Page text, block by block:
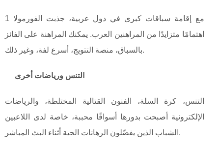
مع إقامة سباقات كبرى في دول عربية، جذبت الفورمولا 1
اهتمامًا متزايدًا من المراهنين العرب. يمكنك المراهنة على الفائز
بالسباق، منصة التتويج، أسرع لفة، وغير ذلك.
التنس ورياضات أخرى
التنس، كرة السلة، الفنون القتالية المختلطة، والرياضات
الإلكترونية أصبحت بدورها أسواقًا محببة، خاصة لدى اللاعبين
الشباب الذين يفضّلون الرهانات الحية أثناء البث المباشر.